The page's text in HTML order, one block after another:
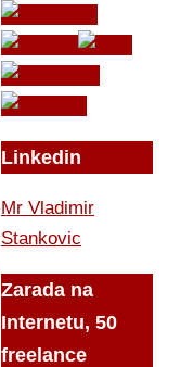
Linkedin
Mr Vladimir
Stankovic
Zarada na
Internetu, 50
freelance